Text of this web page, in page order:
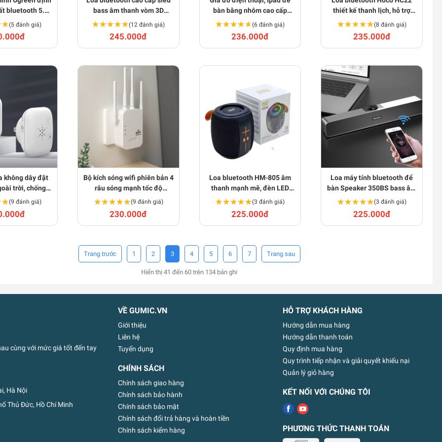
bluetooth 5.0
(5 đánh giá)
bass âm thanh vòm 3D
BA1457
★★★★★
★★★★★(12 đánh giá)
245.000đ
bàn bằng nhôm cao cấp
A109
★★★★★
★★★★★(6 đánh giá)
236.000đ
thiết kế thanh lịch, hỗ trợ
Bluetooth, FM, thẻ TF
★★★★★
★★★★★(8 đánh giá)
235.000đ
không dây đặt
trời, chống
tốt BA1023
(9 đánh giá)
Bộ kích sóng wifi phiên bản 4
râu sóng mạnh tốc độ
300mbps BA973
★★★★★
★★★★★(9 đánh giá)
230.000đ
Loa bluetooth HM-805 âm
thanh mạnh mẽ, đèn LED
RGB cao cấp BA1680
★★★★★
★★★★★(3 đánh giá)
225.000đ
Loa máy tính bluetooth để
bàn Speaker 350BS bass âm
thanh sống động BA1460
★★★★★
★★★★★(3 đánh giá)
225.000đ
Hiển thị 41 đến 60 trên 134 bản ghi
1 2 3 4 5 6 7
cùng với mức giá tốt đến tay
Hà Nội
Thủ Đức, Hồ Chí Minh
VỀ GUMIC.VN
Giới thiệu
Liên hệ
Tuyển dụng
CHÍNH SÁCH
Chính sách giao hàng
Chính sách bảo hành
Chính sách bảo mật
Chính sách đổi trả hàng và hoàn tiền
Chính sách kiểm hàng
HỖ TRỢ KHÁCH HÀNG
Hướng dẫn mua hàng
Hướng dẫn thanh toán
Quy định mua hàng
Quy trình tiếp nhận và giải quyết khiếu nại
Quản lý giỏ hàng
KẾT NỐI VỚI CHÚNG TÔI
PHƯƠNG THỨC THANH TOÁN